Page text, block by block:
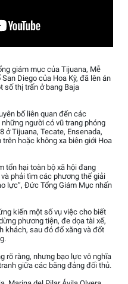
giám mục của Tijuana, Mễ
Diego của Hoa Kỳ, đã lên án
số thị trấn ở bang Baja
bố liên quan đến các
người có vũ trang phóng
ở Tijuana, Tecate, Ensenada,
hoặc không xa biên giới Hoa
tổn hại toàn bộ xã hội đang
phải tìm các phương thế giải
lực”, Đức Tổng Giám Mục nhấn
kiến một số vụ việc cho biết
phương tiện, đe dọa tài xế,
khách, sau đó đổ xăng và đốt
rõ ràng, nhưng bạo lực vô nghĩa
giữa các băng đảng đối thủ.